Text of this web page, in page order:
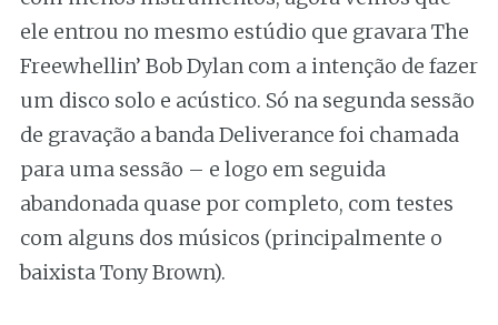
ele entrou no mesmo estúdio que gravara The
Freewhellin’ Bob Dylan com a intenção de fazer
um disco solo e acústico. Só na segunda sessão
de gravação a banda Deliverance foi chamada
para uma sessão – e logo em seguida
abandonada quase por completo, com testes
com alguns dos músicos (principalmente o
baixista Tony Brown).